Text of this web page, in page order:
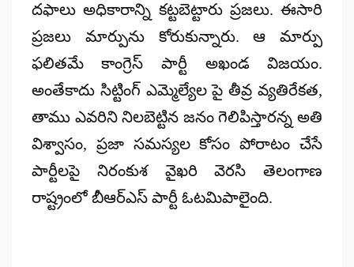
దఫాలు అధికారాన్ని కట్టబెట్టారు ప్రజలు. ఈసారి
ప్రజలు మార్పును కోరుకున్నారు. ఆ మార్పు
ఫలితమే కాంగ్రెస్ పార్టీ అఖండ విజయం.
అంతేకాదు సిట్టింగ్ ఎమ్మెల్యేల పై తీవ్ర వ్యతిరేకత,
తాము ఎవరిని నిలబెట్టిన జనం గెలిపిస్తారన్న అతి
విశ్వాసం, ప్రజా సమస్యల కోసం పోరాటం చేసే
పార్టీలపై నిరంకుశ వైఖరి వెరసి తెలంగాణ
రాష్ట్రంలో బీఆర్ఎస్ పార్టీ ఓటమిపాలైంది.